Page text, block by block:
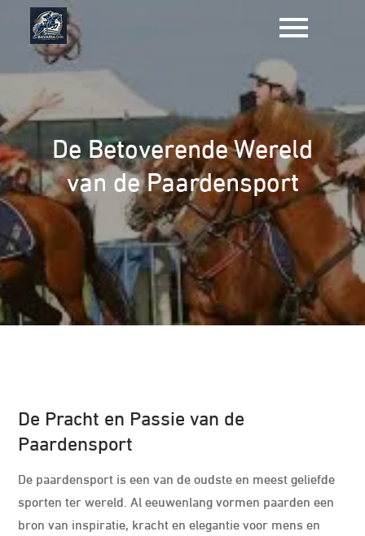
inhoud
gaan
De Betoverende Wereld
van de Paardensport
De Pracht en Passie van de
Paardensport
De paardensport is een van de oudste en meest geliefde
sporten ter wereld. Al eeuwenlang vormen paarden een
bron van inspiratie, kracht en elegantie voor mens en